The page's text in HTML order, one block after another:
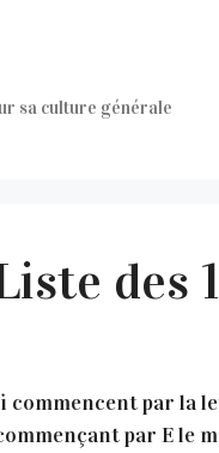
sa culture générale
des
par la
par E le